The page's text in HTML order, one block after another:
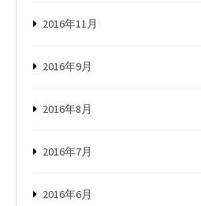
2016年11月
2016年9月
2016年8月
2016年7月
2016年6月